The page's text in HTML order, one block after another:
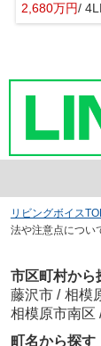
2,680万円/
リビングボイス
法や注意点につい
市区町村から
藤沢市 / 相模
相模原市南区
町名から探す